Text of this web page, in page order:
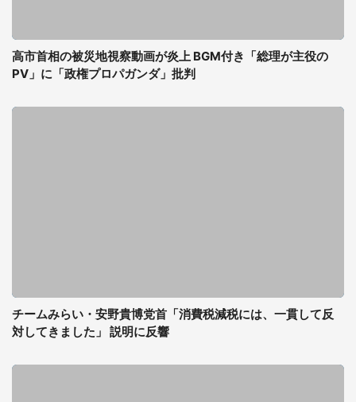
高市首相の被災地視察動画が炎上 BGM付き「総理が主役の
PV」に「政権プロパガンダ」批判
チームみらい・安野貴博党首「消費税減税には、一貫して反
対してきました」 説明に反響